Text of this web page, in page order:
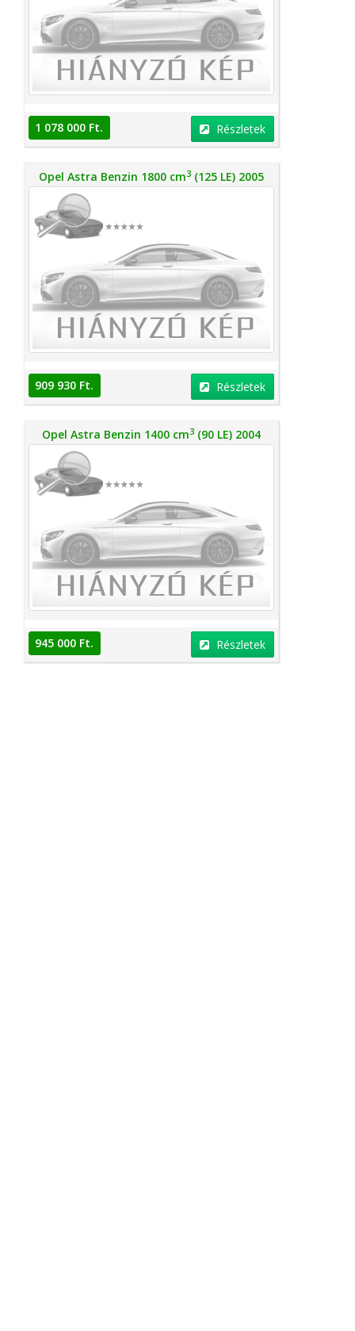
1 078 000 Ft. Részletek
Opel Astra Benzin 1800 cm3 (125 LE) 2005
909 930 Ft. Részletek
Opel Astra Benzin 1400 cm3 (90 LE) 2004
945 000 Ft. Részletek